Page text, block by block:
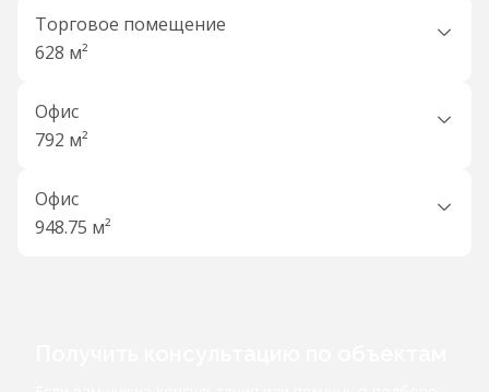
Торговое помещение
628 м²
Офис
792 м²
Офис
948.75 м²